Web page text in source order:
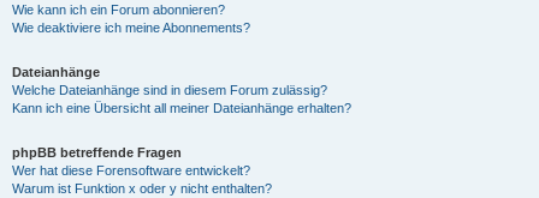
Wie kann ich ein Forum abonnieren?
Wie deaktiviere ich meine Abonnements?
Dateianhänge
Welche Dateianhänge sind in diesem Forum zulässig?
Kann ich eine Übersicht all meiner Dateianhänge erhalten?
phpBB betreffende Fragen
Wer hat diese Forensoftware entwickelt?
Warum ist Funktion x oder y nicht enthalten?